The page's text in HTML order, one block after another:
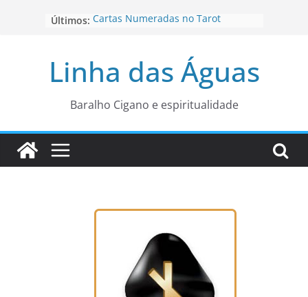
Últimos: Cartas Numeradas no Tarot
para está fase
Os Naipes no Tarot
Cartas da Corte no Tarot
Linha das Águas
Baralho Cigano e espiritualidade